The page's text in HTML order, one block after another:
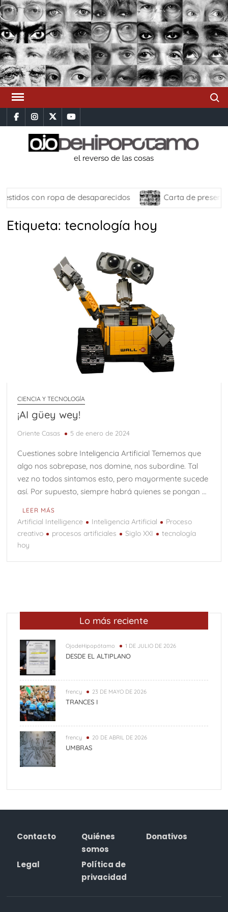
Saltar
al
contenido
facebookinstagram
x youtube
el reverso de las cosas
con ropa de desaparecidos Carta de
Etiqueta:tecnología hoy
CIENCIA Y TECNOLOGÍA
¡AI güey wey!
Oriente Casas 5 de enero de 2024
Cuestiones sobre Inteligencia Artificial Tememos que
algo nos sobrepase, nos domine, nos subordine. Tal
vez no todos sintamos esto, pero mayormente sucede
así. Por supuesto, siempre habrá quienes se pongan …
LEER MÁS
Artificial Intelligence Inteligencia Artificial
Proceso
creativo
procesos artificiales Siglo XXI
tecnología
hoy
Lo más reciente
OjodeHipopótamo 1 DE JULIO DE 2026
DESDE EL ALTIPLANO
frency 23 DE MAYO DE 2026
TRANCES I
frency 20 DE ABRIL DE 2026
UMBRAS
Contacto
Quiénes
somos
Donativos
Legal
Política de
privacidad